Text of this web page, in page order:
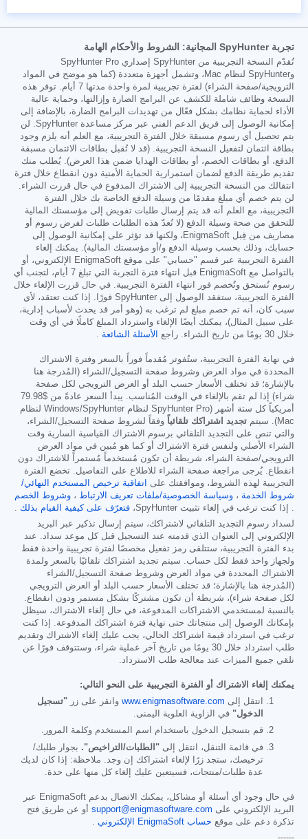
تجربة SpyHunter المجانية: الشروط والأحكام الهامة
تُقدّم النسخة التجريبية من SpyHunter إصداري SpyHunter Pro
وSpyHunter لنظام Mac، وتشمل أجهزة متعددة (كما هو موضح في المواد
الترويجية/صفحة الشراء) لفترة تجريبية لمرة واحدة مدتها 7 أيام. توفر هذه
النسخة وظائف شاملة للكشف عن البرامج الضارة وإزالتها، وحماية عالية
الأداء لحماية نظامك بشكل فعّال من تهديدات البرامج الضارة، بالإضافة إلى
إمكانية الوصول إلى فريق الدعم الفني عبر مركز مساعدة SpyHunter. لن
يتم تحصيل أي رسوم مسبقة خلال الفترة التجريبية، مع العلم أنه يلزم وجود
بطاقة ائتمان لتفعيل النسخة التجريبية. (قد لا تُقبل بطاقات الائتمان مسبقة
الدفع، أو بطاقات الخصم، أو بطاقات الهدايا ضمن هذا العرض). يُطلب منك
تقديم طريقة الدفع لضمان استمرارية الحماية الأمنية دون انقطاع خلال فترة
انتقالك من النسخة التجريبية إلى الاشتراك المدفوع في حال قررت الشراء.
لن يتم خصم أي مبلغ مقدمًا من وسيلة الدفع الخاصة بك خلال الفترة
التجريبية، مع العلم أنه قد يتم إرسال طلبات تفويض إلى مؤسستك المالية
للتحقق من صحة وسيلة الدفع (لا تُعدّ هذه الطلبات طلبات لفرض رسوم أو
مصاريف من قِبل EnigmaSoft، ولكنها قد تؤثر على إمكانية الوصول إلى
حسابك، وذلك بحسب وسيلة الدفع و/أو مؤسستك المالية). يمكنك إلغاء
الفترة التجريبية عبر قسم "حسابي" على موقع EnigmaSoft الإلكتروني، أو
بالتواصل مع EnigmaSoft قبل انتهاء فترة التجربة التي تبلغ 7 أيام، لتجنب أي
رسوم تُستحق وتُخصم فور انتهاء الفترة التجريبية. في حال قررت الإلغاء خلال
الفترة التجريبية، ستفقد الوصول إلى SpyHunter فورًا. إذا كنت تعتقد، لأي
سبب كان، أنه تم خصم مبلغ لم ترغب به (وهو أمر قد يحدث لأسباب إدارية،
على سبيل المثال)، يمكنك أيضًا الإلغاء واسترداد المبلغ كاملًا في أي وقت
خلال 30 يومًا من تاريخ الشراء. راجع
الأسئلة الشائعة .
في نهاية الفترة التجريبية، ستُفوتر مُقدماً فوراً بالسعر وفترة الاشتراك
المحددة في مواد العرض وشروط صفحة التسجيل/الشراء (المُدرجة هنا
بالإشارة؛ قد تختلف الأسعار حسب البلد أو العرض الترويجي لكل صفحة
شراء) إذا لم تقم بالإلغاء في الوقت المُناسب. يبدأ السعر عادةً من $79.98
أمريكياً كل ستة أشهر (SpyHunter Pro لنظام Windows/SpyHunter لنظام
Mac). سيتم
تجديد اشتراكك تلقائياً وفقاً لشروط صفحة التسجيل/الشراء،
والتي تنص على التجديد التلقائي برسوم الاشتراك القياسية السارية وقت
الشراء الأصلي ولنفس فترة الاشتراك أو كما هو مُبين في مواد العرض
الترويجي/صفحة الشراء، شريطة أن تكون مُستخدماً مُستمراً للاشتراك دون
انقطاع. يُرجى مراجعة صفحة الشراء للاطلاع على التفاصيل. تخضع الفترة
التجريبية لهذه الشروط، وموافقتك على
اتفاقية ترخيص المستخدم النهائي/
شروط الخدمة ، وسياسة الخصوصية/ملفات تعريف الارتباط ، وشروط الخصم
. إذا كنت ترغب في إلغاء تثبيت SpyHunter،
فتعرّف على كيفية القيام بذلك .
لسداد رسوم التجديد التلقائي لاشتراكك، سيتم إرسال تذكير عبر البريد
الإلكتروني إلى العنوان الذي قدمته عند التسجيل قبل كل موعد سداد. عند
بدء الفترة التجريبية، ستتلقى رمز تفعيل مخصصًا لفترة تجريبية واحدة فقط
ولجهاز واحد فقط لكل حساب. سيتم تجديد اشتراكك تلقائيًا بالسعر ولمدة
الاشتراك المحددة في مواد العرض وشروط صفحة التسجيل/الشراء
(المُدرجة هنا بالإشارة؛ قد تختلف الأسعار حسب البلد أو العرض الترويجي
لكل صفحة شراء)، شريطة أن تكون مشتركًا بشكل مستمر ودون انقطاع.
بالنسبة لمستخدمي الاشتراكات المدفوعة، في حال إلغاء الاشتراك، سيظل
بإمكانك الوصول إلى منتجاتك حتى نهاية فترة اشتراكك المدفوعة. إذا كنت
ترغب في استرداد قيمة اشتراكك الحالي، يجب عليك إلغاء الاشتراك وتقديم
طلب استرداد خلال 30 يومًا من تاريخ آخر عملية شراء، وستتوقف فورًا عن
تلقي جميع الميزات عند معالجة طلب الاسترداد.
يمكنك إلغاء الاشتراك أو الفترة التجريبية على النحو التالي:
انتقل إلى www.enigmasoftware.com وانقر على زر "تسجيل
الدخول" في الزاوية العلوية اليمنى.
قم بتسجيل الدخول باستخدام اسم المستخدم وكلمة المرور.
في قائمة التنقل، انتقل إلى "الطلبات/التراخيص". بجوار طلبك/
ترخيصك، ستجد زرًا لإلغاء اشتراكك إن وجد. ملاحظة: إذا كان لديك
عدة طلبات/منتجات، فسيتعين عليك إلغاء كل منها على حدة.
في حال وجود أي أسئلة أو مشاكل، يمكنك الاتصال بدعم EnigmaSoft عبر
البريد الإلكتروني على support@enigmasoftware.com أو عن طريق فتح
تذكرة دعم على موقع حساب EnigmaSoft الإلكتروني